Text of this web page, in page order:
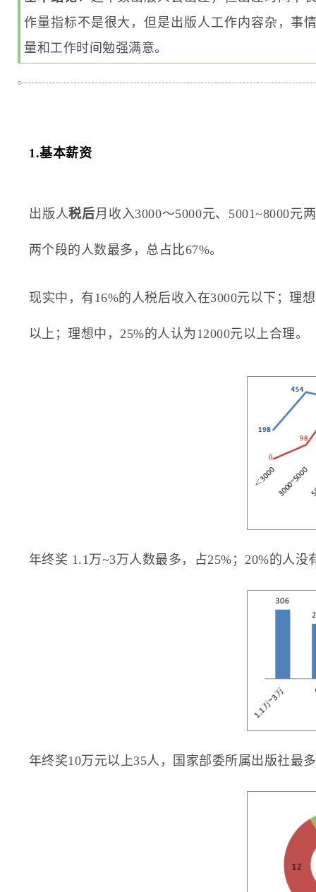
作量指标不是很大，但是出版人工作内容杂，事
量和工作时间勉强满意。
1.基本薪资
出版人税后月收入3000～5000元、5001~8000元
两个段的人数最多，总占比67%。
现实中，有16%的人税后收入在3000元以下；理
以上；理想中，25%的人认为12000元以上合理。
年终奖 1.1万~3万人数最多，占25%；20%的人
年终奖10万元以上35人，国家部委所属出版社最